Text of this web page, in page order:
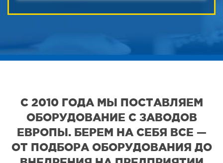
С 2010 ГОДА МЫ ПОСТАВЛЯЕМ
ОБОРУДОВАНИЕ С ЗАВОДОВ
ЕВРОПЫ. БЕРЕМ НА СЕБЯ ВСЕ —
ОТ ПОДБОРА ОБОРУДОВАНИЯ ДО